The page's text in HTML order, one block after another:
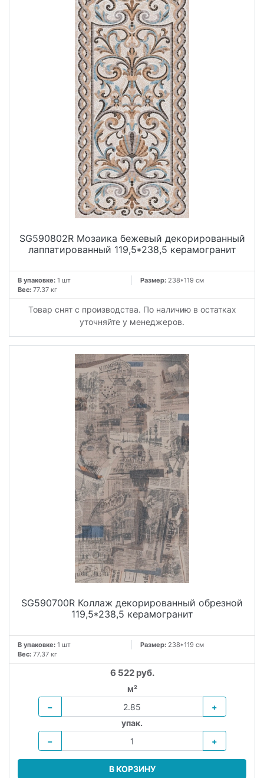
SG590802R Мозаика бежевый декорированный
лаппатированный 119,5*238,5 керамогранит
В упаковке: 1 шт Размер: 238*119 см
Вес: 77.37 кг
Товар снят с производства. По наличию в остатках
уточняйте у менеджеров.
SG590700R Коллаж декорированный обрезной
119,5*238,5 керамогранит
В упаковке: 1 шт Размер: 238*119 см
Вес: 77.37 кг
6 522 руб.
м²
−
+
упак.
−
+
В КОРЗИНУ